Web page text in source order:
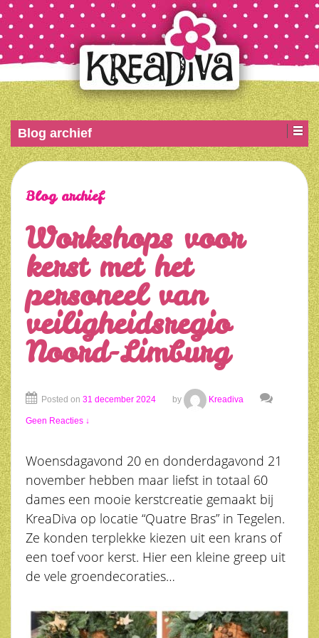
Blog archief
Blog archief
Workshops voor
kerst met het
personeel van
veiligheidsregio
Noord-Limburg
Posted on 31 december 2024 by Kreadiva
Geen Reacties ↓
Woensdagavond 20 en donderdagavond 21
november hebben maar liefst in totaal 60
dames een mooie kerstcreatie gemaakt bij
KreaDiva op locatie “Quatre Bras” in Tegelen.
Ze konden terplekke kiezen uit een krans of
een toef voor kerst. Hier een kleine greep uit
de vele groendecoraties…